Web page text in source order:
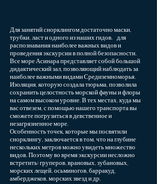
Для занятий снорклингом достаточно маски,
трубки, ласт и одного из наших гидов. для
распознавания наиболее важных видов и
проведения экскурсии в полной безопасности.
Все море Асинара представляет собой большой
дидактический зал, позволяющий наблюдать за
наиболее важными видами Средиземноморья.
Изоляция, которую создала тюрьма, позволила
сохранить целостность морской фауны и флоры
на самом высоком уровне. В тех местах, куда мы
вас отвезем, с помощью нашего транспорта вы
сможете погрузиться в девственное и
незагрязненное море.
Особенность точек, которые мы посвятили
снорклингу, заключается в том, что на глубине
нескольких метров можно увидеть множество
видов. Поэтому во время экскурсии несложно
встретить: груперов, врановых, зубановых,
морских лещей, осьминогов, барракуд,
амберджеков, морских звезд и др.